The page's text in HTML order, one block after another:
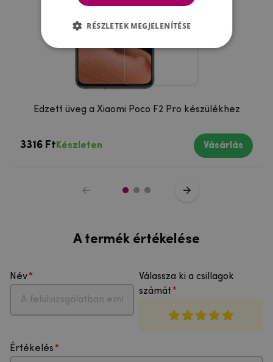
Edzett üveg a Xiaomi Poco F2 Pro készülékhez
3316 Ft Készleten Vásárlás
A termék értékelése
Név
Válassza ki a csillagok
számát
Értékelés
RÉSZLETEK MEGJELENÍTÉSE